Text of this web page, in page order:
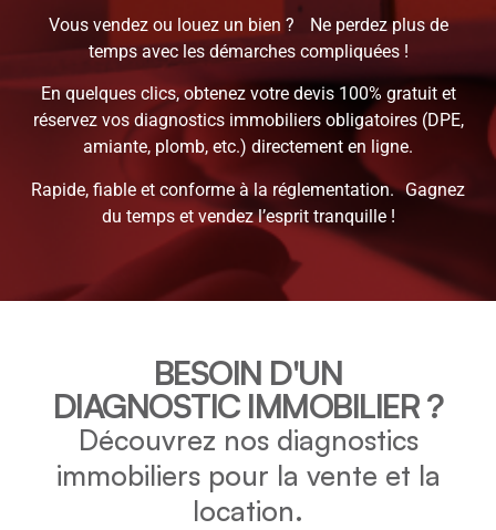
Vous vendez ou louez un bien ? Ne perdez plus de
temps avec les démarches compliquées !
En quelques clics, obtenez votre devis 100% gratuit et
réservez vos diagnostics immobiliers obligatoires (DPE,
amiante, plomb, etc.) directement en ligne.
Rapide, fiable et conforme à la réglementation. Gagnez
du temps et vendez l’esprit tranquille !
BESOIN D'UN
DIAGNOSTIC IMMOBILIER ?
Découvrez nos diagnostics
immobiliers pour la vente et la
location.